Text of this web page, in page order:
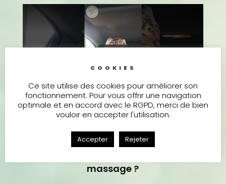
Court témoignage d’une élève après ses
massage ?
COOKIES
Ce site utilise des cookies pour améliorer son
fonctionnement. Pour vous offrir une navigation
optimale et en accord avec le RGPD, merci de bien
vouloir en accepter l'utilisation.
Accepter Rejeter